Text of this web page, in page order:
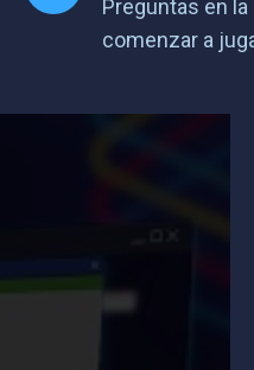
Preguntas en
comenzar a